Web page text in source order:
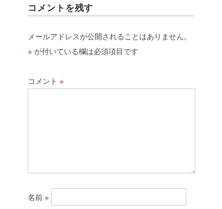
コメントを残す
メールアドレスが公開されることはありません。
※ が付いている欄は必須項目です
コメント ※
名前※